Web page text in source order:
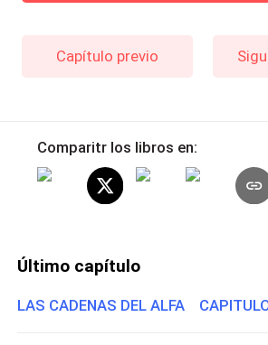
Capítulo previo
Comparitr los libros en:
Último capítulo
LAS CADENAS DEL ALFA